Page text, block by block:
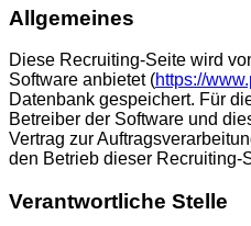
Allgemeines
Diese Recruiting-Seite wird
Software anbietet (https://
Datenbank gespeichert. Für
Betreiber der Software und
Vertrag zur
den Betrieb dieser Recruiting-
Verantwortliche Stelle